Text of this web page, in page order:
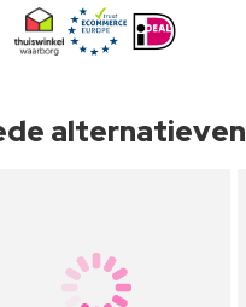
alternatieven